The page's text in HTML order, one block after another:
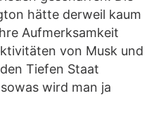
hätte derweil kaum
Aufmerksamkeit
von Musk und
Tiefen Staat
wird man ja